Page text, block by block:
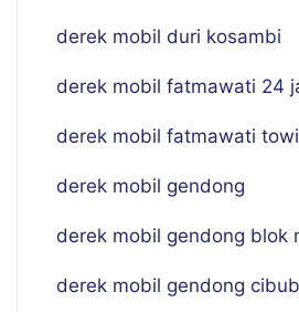
derek mobil duri kosambi
derek mobil fatmawati 24
derek mobil fatmawati
derek mobil gendong
derek mobil gendong blok
derek mobil gendong